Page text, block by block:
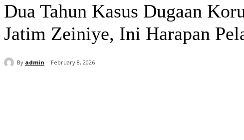
Dua Tahun Kasus Dugaan
Jatim Zeiniye, Ini Harapan
By admin February 8, 2026